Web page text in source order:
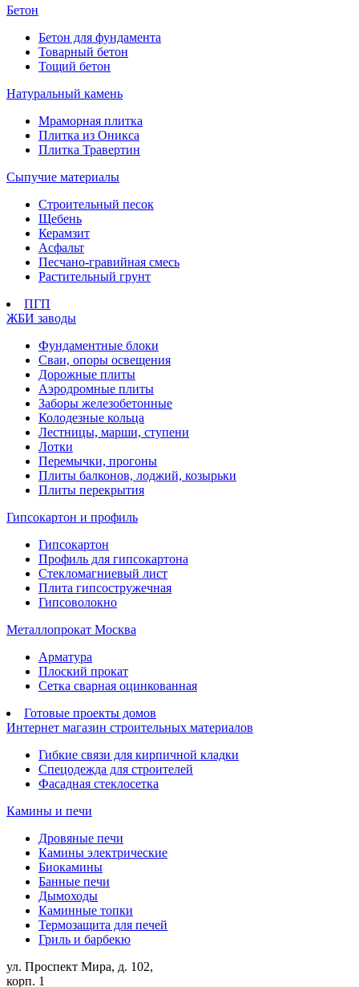
Бетон
Бетон для фундамента
Товарный бетон
Тощий бетон
Натуральный камень
Мраморная плитка
Плитка из Оникса
Плитка Травертин
Сыпучие материалы
Строительный песок
Щебень
Керамзит
Асфальт
Песчано-гравийная смесь
Растительный грунт
ПГП
ЖБИ заводы
Фундаментные блоки
Сваи, опоры освещения
Дорожные плиты
Аэродромные плиты
Заборы железобетонные
Колодезные кольца
Лестницы, марши, ступени
Лотки
Перемычки, прогоны
Плиты балконов, лоджий, козырьки
Плиты перекрытия
Гипсокартон и профиль
Гипсокартон
Профиль для гипсокартона
Стекломагниевый лист
Плита гипсостружечная
Гипсоволокно
Металлопрокат Москва
Арматура
Плоский прокат
Сетка сварная оцинкованная
Готовые проекты домов
Интернет магазин строительных материалов
Гибкие связи для кирпичной кладки
Спецодежда для строителей
Фасадная стеклосетка
Камины и печи
Дровяные печи
Камины электрические
Биокамины
Банные печи
Дымоходы
Каминные топки
Термозащита для печей
Гриль и барбекю
ул. Проспект Мира, д. 102,
корп. 1